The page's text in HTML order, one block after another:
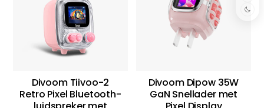
Divoom Tiivoo-2
Retro Pixel Bluetooth-
Divoom Dipow 35W
GaN Snellader met